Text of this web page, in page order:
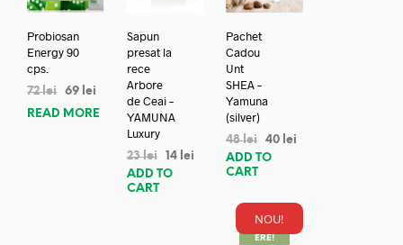
Probiosan
Energy 90
cps.
72lei 69 lei
READ MORE
Sapun
presat la
rece
Arbore
de Ceai –
YAMUNA
Luxury
23lei 14 lei
ADD TO
CART
Pachet
Cadou
Unt
SHEA –
Yamuna
(silver)
48lei 40 lei
ADD TO
CART
NOU!
REDUC
ERE!